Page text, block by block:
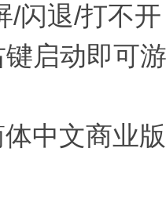
闪退/打不
启动即可
中文商业